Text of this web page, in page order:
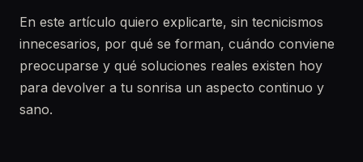
En este artículo quiero explicarte, sin tecnicismos
innecesarios, por qué se forman, cuándo conviene
preocuparse y qué soluciones reales existen hoy
para devolver a tu sonrisa un aspecto continuo y
sano.